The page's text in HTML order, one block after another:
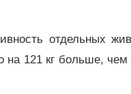
отдельных
на 121 кг больше,